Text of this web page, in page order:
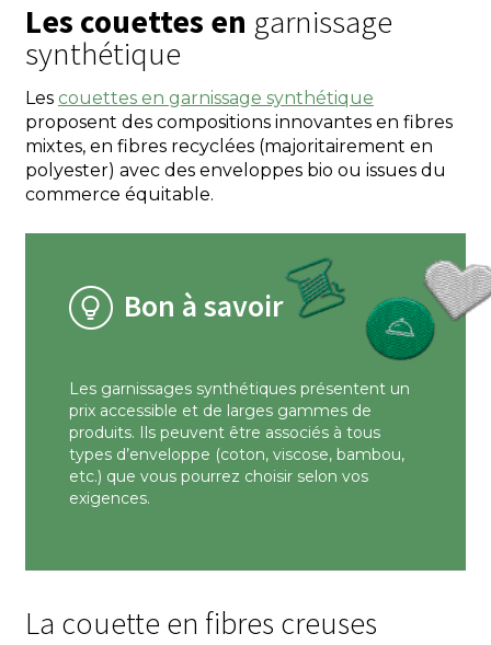
Les couettes en garnissage
synthétique
Les couettes en garnissage synthétique
proposent des compositions innovantes en fibres
mixtes, en fibres recyclées (majoritairement en
polyester) avec des enveloppes bio ou issues du
commerce équitable.
Bon à savoir
Les garnissages synthétiques présentent un
prix accessible et de larges gammes de
produits. Ils peuvent être associés à tous
types d’enveloppe (coton, viscose, bambou,
etc.) que vous pourrez choisir selon vos
exigences.
La couette en fibres creuses